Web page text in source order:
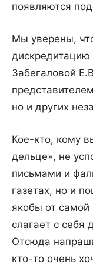
появляются
Мы уверены,
дискредитацию
Забегаловой
но и других
Кое-кто, кому
дельце», не
письмами и
газетах, но и
якобы от самой
слагает с себя
Отсюда
кто-то очень